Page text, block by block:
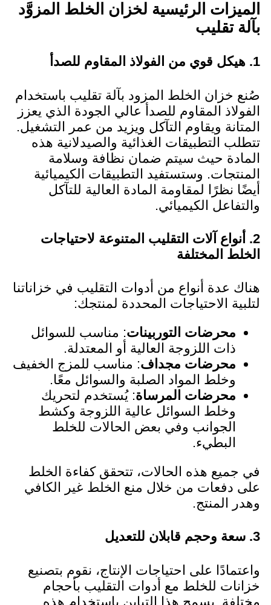
الميزات الرئيسية لخزان الخلط المزوَّد
بآلة تقليب
1. هيكل قوي من الفولاذ المقاوم للصدأ
صُنع خزان الخلط المزود بآلة تقليب باستخدام
الفولاذ المقاوم للصدأ عالي الجودة الذي يعزز
المتانة ويقاوم التآكل ويزيد من عمر التشغيل.
تتطلب التطبيقات الغذائية والصيدلانية هذه
المادة حيث سيتم ضمان نظافة وسلامة
المنتجات. وستستفيد التطبيقات الكيميائية
أيضًا نظرًا لمقاومة المادة العالية للتآكل
والتفاعل الكيميائي.
2. أنواع آلات التقليب المتنوعة لاحتياجات
الخلط المختلفة
هناك عدة أنواع من أدوات التقليب في خزاناتنا
لتلبية الاحتياجات المحددة لمنتجك:
محرضات التوربينات: مناسب للسوائل
ذات اللزوجة العالية أو المعتدلة.
محرضات مجداف: مناسب للمزج الخفيف
وخلط المواد الصلبة والسوائل معًا.
محرضات المرساة: يُستخدم لتحريك
وخلط السوائل عالية اللزوجة وكشط
الجوانب وفي بعض الحالات للخلط
البطيء.
في جميع هذه الحالات، تتحقق كفاءة الخلط
على دفعات من خلال منع الخلط غير الكافي
وهدر المنتج.
3. سعة وحجم قابلان للتعديل
واعتمادًا على احتياجات الإنتاج، نقوم بتصنيع
خزانات للخلط مع أدوات التقليب بأحجام
مختلفة. يسمح هذا التباين باستخدام هذه